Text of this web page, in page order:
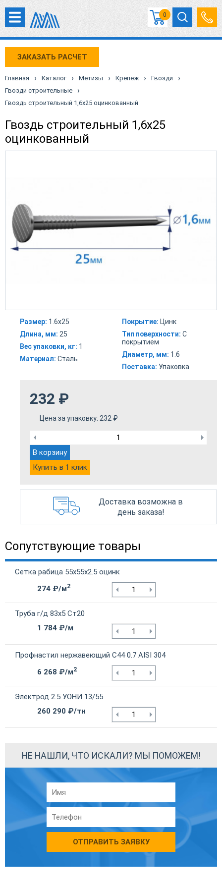
0
ЗАКАЗАТЬ РАСЧЕТ
Главная › Каталог › Метизы › Крепеж › Гвозди ›
Гвозди строительные ›
Гвоздь строительный 1,6х25 оцинкованный
Гвоздь строительный 1,6х25
оцинкованный
Размер: 1.6х25
Длина, мм: 25
Вес упаковки, кг: 1
Материал: Сталь
Покрытие: Цинк
Тип поверхности: С
покрытием
Диаметр, мм: 1.6
Поставка: Упаковка
232 ₽
Цена за упаковку: 232 ₽
В корзину
Купить в 1 клик
Доставка возможна в
день заказа!
Сопутствующие товары
Сетка рабица 55х55х2.5 оцинк
274 ₽/м2
Труба г/д 83х5 Ст20
1 784 ₽/м
Профнастил нержавеющий С44 0.7 AISI 304
6 268 ₽/м2
Электрод 2.5 УОНИ 13/55
260 290 ₽/тн
НЕ НАШЛИ, ЧТО ИСКАЛИ? МЫ ПОМОЖЕМ!
ОТПРАВИТЬ ЗАЯВКУ